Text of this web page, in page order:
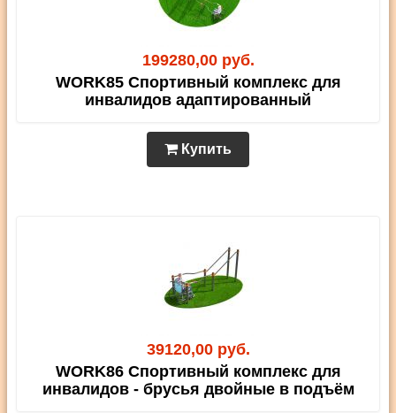
199280,00 руб.
WORK85 Спортивный комплекс для
инвалидов адаптированный
Купить
39120,00 руб.
WORK86 Спортивный комплекс для
инвалидов - брусья двойные в подъём